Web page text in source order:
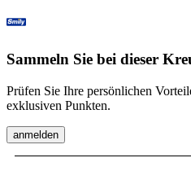
Sammeln Sie bei dieser
Prüfen Sie Ihre persönlichen
exklusiven Punkten.
anmelden